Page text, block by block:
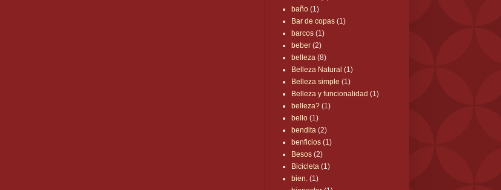
baño (1)
Bar de copas (1)
barcos (1)
beber (2)
belleza (8)
Belleza Natural (1)
Belleza simple (1)
Belleza y funcionalidad (1)
belleza? (1)
bello (1)
bendita (2)
benficios (1)
Besos (2)
Bicicleta (1)
bien. (1)